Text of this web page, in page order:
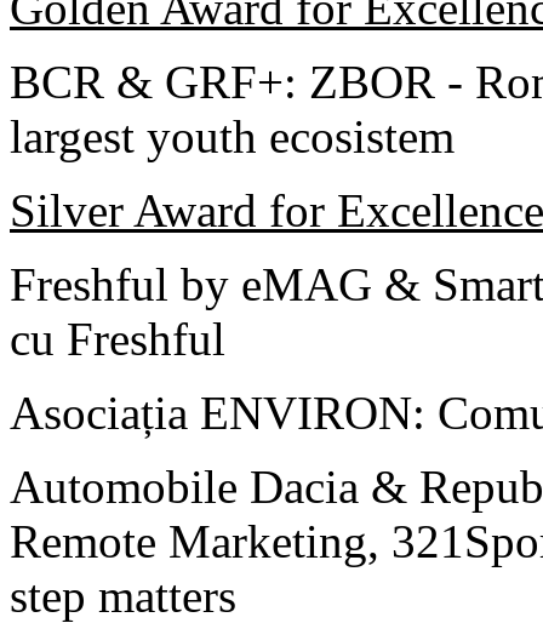
BCR & GRF+: ZBOR -
largest youth ecosistem
Silver Award for Excellence
Freshful by eMAG &
cu Freshful
Asociația ENVIRON:
Automobile Dacia &
Remote Marketing,
step matters